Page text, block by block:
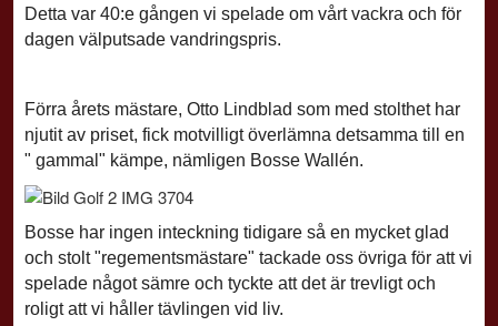
Detta var 40:e gången vi spelade om vårt vackra och för
dagen välputsade vandringspris.
Förra årets mästare, Otto Lindblad som med stolthet har
njutit av priset, fick motvilligt överlämna detsamma till en
" gammal" kämpe, nämligen Bosse Wallén.
Bosse har ingen inteckning tidigare så en mycket glad
och stolt "regementsmästare" tackade oss övriga för att vi
spelade något sämre och tyckte att det är trevligt och
roligt att vi håller tävlingen vid liv.